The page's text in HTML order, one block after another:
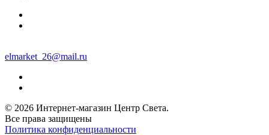
elmarket_26@mail.ru
© 2026 Интернет-магазин Центр Света.
Все права защищены
Политика конфиденциальности